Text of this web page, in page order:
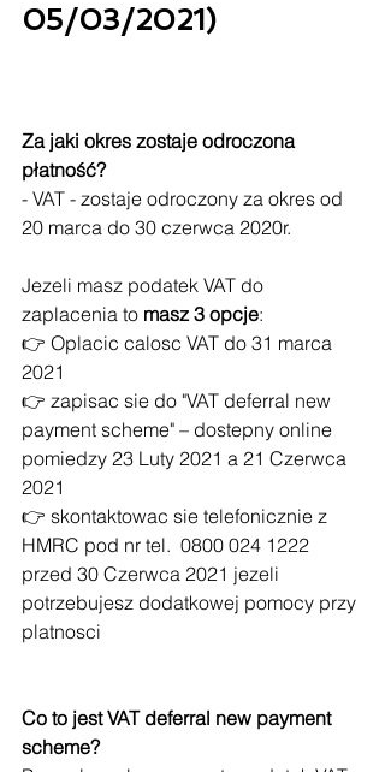
05/03/2021)
Za jaki okres zostaje odroczona
płatność?
- VAT - zostaje odroczony za okres od
20 marca do 30 czerwca 2020r.
Jezeli masz podatek VAT do
zaplacenia to masz 3 opcje:
👉 Oplacic calosc VAT do 31 marca
2021
👉 zapisac sie do "VAT deferral new
payment scheme" – dostepny online
pomiedzy 23 Luty 2021 a 21 Czerwca
2021
👉 skontaktowac sie telefonicznie z
HMRC pod nr tel.  0800 024 1222
przed 30 Czerwca 2021 jezeli
potrzebujesz dodatkowej pomocy przy
platnosci
Co to jest VAT deferral new payment
scheme?